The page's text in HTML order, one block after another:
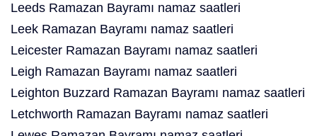
Leeds Ramazan Bayramı namaz saatleri
Leek Ramazan Bayramı namaz saatleri
Leicester Ramazan Bayramı namaz saatleri
Leigh Ramazan Bayramı namaz saatleri
Leighton Buzzard Ramazan Bayramı namaz saatleri
Letchworth Ramazan Bayramı namaz saatleri